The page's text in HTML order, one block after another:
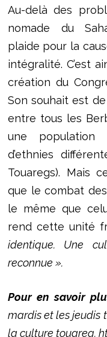
Au-delà des
nomade du
plaide pour la
intégralité. C’est
création du
Son souhait est
entre tous les
une population
d’ethnies
Touaregs). Mais
que le combat
le même que
rend cette unité
identique. Une
reconnue ».
Pour en savoir
mardis et les jeudis
la culture touareg.